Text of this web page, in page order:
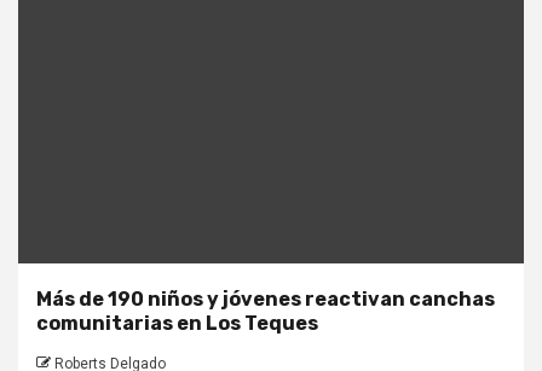
Más de 190 niños y jóvenes reactivan canchas
comunitarias en Los Teques
Roberts Delgado